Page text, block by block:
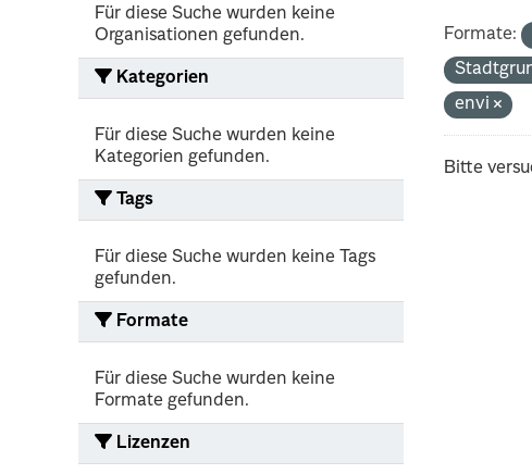
Für diese Suche wurden keine
Organisationen gefunden.
Kategorien
Für diese Suche wurden keine
Kategorien gefunden.
Tags
Für diese Suche wurden keine Tags
gefunden.
Formate
Für diese Suche wurden keine
Formate gefunden.
Lizenzen
Formate:
envi
Bitte